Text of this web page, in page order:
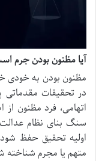
آیا مظنون بودن جرم
مظنون بودن به خودی
در تحقیقات
اتهامی، فرد مظنون
سنگ بنای نظام
اولیه تحقیق حفظ شود
متهم یا مجرم شناخته